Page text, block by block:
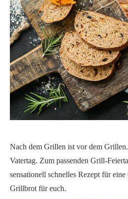
Nach dem Grillen ist vor dem
Vatertag. Zum passenden Grill-
sensationell schnelles Rezept für
Grillbrot für euch.